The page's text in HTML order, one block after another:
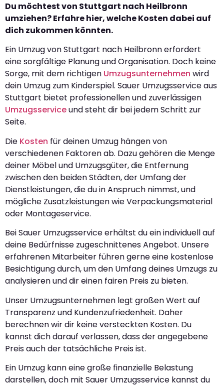
Du möchtest von Stuttgart nach Heilbronn
umziehen? Erfahre hier, welche Kosten dabei auf
dich zukommen könnten.
Ein Umzug von Stuttgart nach Heilbronn erfordert
eine sorgfältige Planung und Organisation. Doch keine
Sorge, mit dem richtigen Umzugsunternehmen wird
dein Umzug zum Kinderspiel. Sauer Umzugsservice aus
Stuttgart bietet professionellen und zuverlässigen
Umzugsserviceund steht dir bei jedem Schritt zur
Seite.
Die Kosten für deinen Umzug hängen von
verschiedenen Faktoren ab. Dazu gehören die Menge
deiner Möbel und Umzugsgüter, die Entfernung
zwischen den beiden Städten, der Umfang der
Dienstleistungen, die du in Anspruch nimmst, und
mögliche Zusatzleistungen wie Verpackungsmaterial
oder Montageservice.
Bei Sauer Umzugsservice erhältst du ein individuell auf
deine Bedürfnisse zugeschnittenes Angebot. Unsere
erfahrenen Mitarbeiter führen gerne eine kostenlose
Besichtigung durch, um den Umfang deines Umzugs zu
analysieren und dir einen fairen Preis zu bieten.
Unser Umzugsunternehmen legt großen Wert auf
Transparenz und Kundenzufriedenheit. Daher
berechnen wir dir keine versteckten Kosten. Du
kannst dich darauf verlassen, dass der angegebene
Preis auch der tatsächliche Preis ist.
Ein Umzug kann eine große finanzielle Belastung
darstellen, doch mit Sauer Umzugsservice kannst du